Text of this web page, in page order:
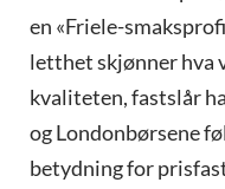
en «Friele-
letthet skjønner hva
kvaliteten, fastslår
og Londonbørsene
betydning for